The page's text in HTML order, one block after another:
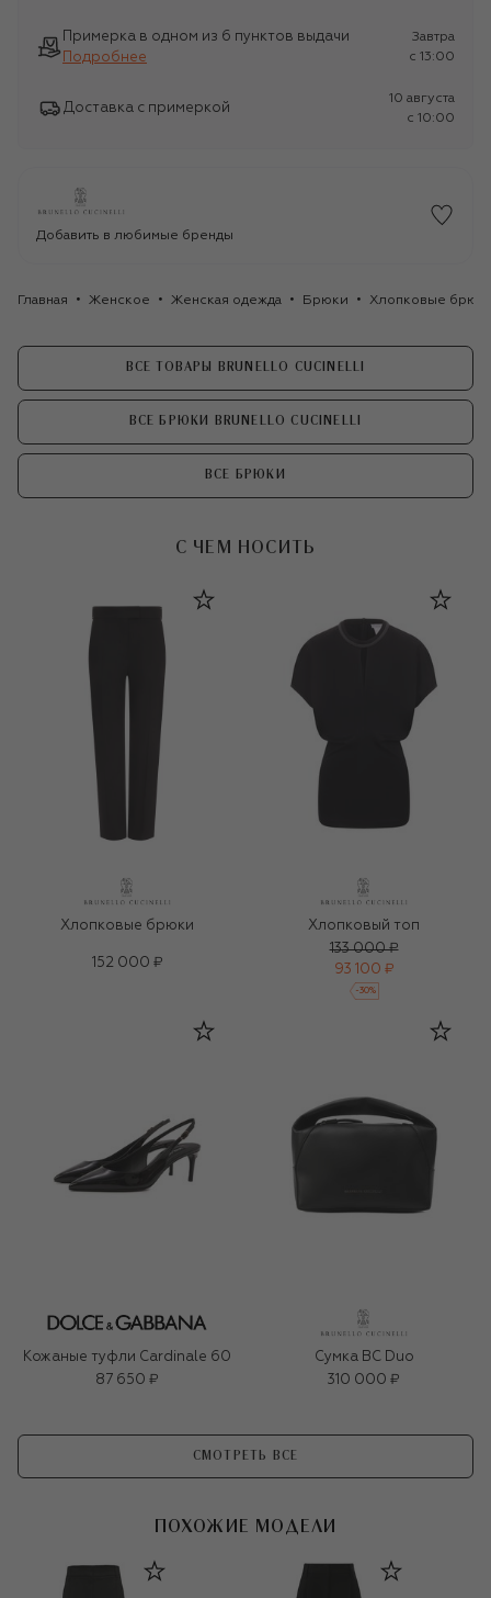
Примерка в одном из 6 пунктов выдачи
Подробнее
Завтра
c 13:00
Доставка с примеркой
10 августа
c 10:00
Добавить в любимые бренды
Главная Женское Женская одежда Брюки Хлопковые
ВСЕ ТОВАРЫ BRUNELLO CUCINELLI
ВСЕ БРЮКИ BRUNELLO CUCINELLI
ВСЕ БРЮКИ
С ЧЕМ НОСИТЬ
Хлопковые брюки
152 000 ₽
Хлопковый топ
133 000 ₽
93 100 ₽
-30%
Кожаные туфли Cardinale 60
87 650 ₽
Сумка BC Duo
310 000 ₽
СМОТРЕТЬ ВСЕ
ПОХОЖИЕ МОДЕЛИ